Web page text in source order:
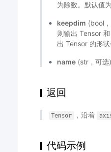
为除数。默认值
keepdim (bool
则输出 Tensor
出 Tensor 的形
name (str，可
返回
Tensor ，沿着
代码示例